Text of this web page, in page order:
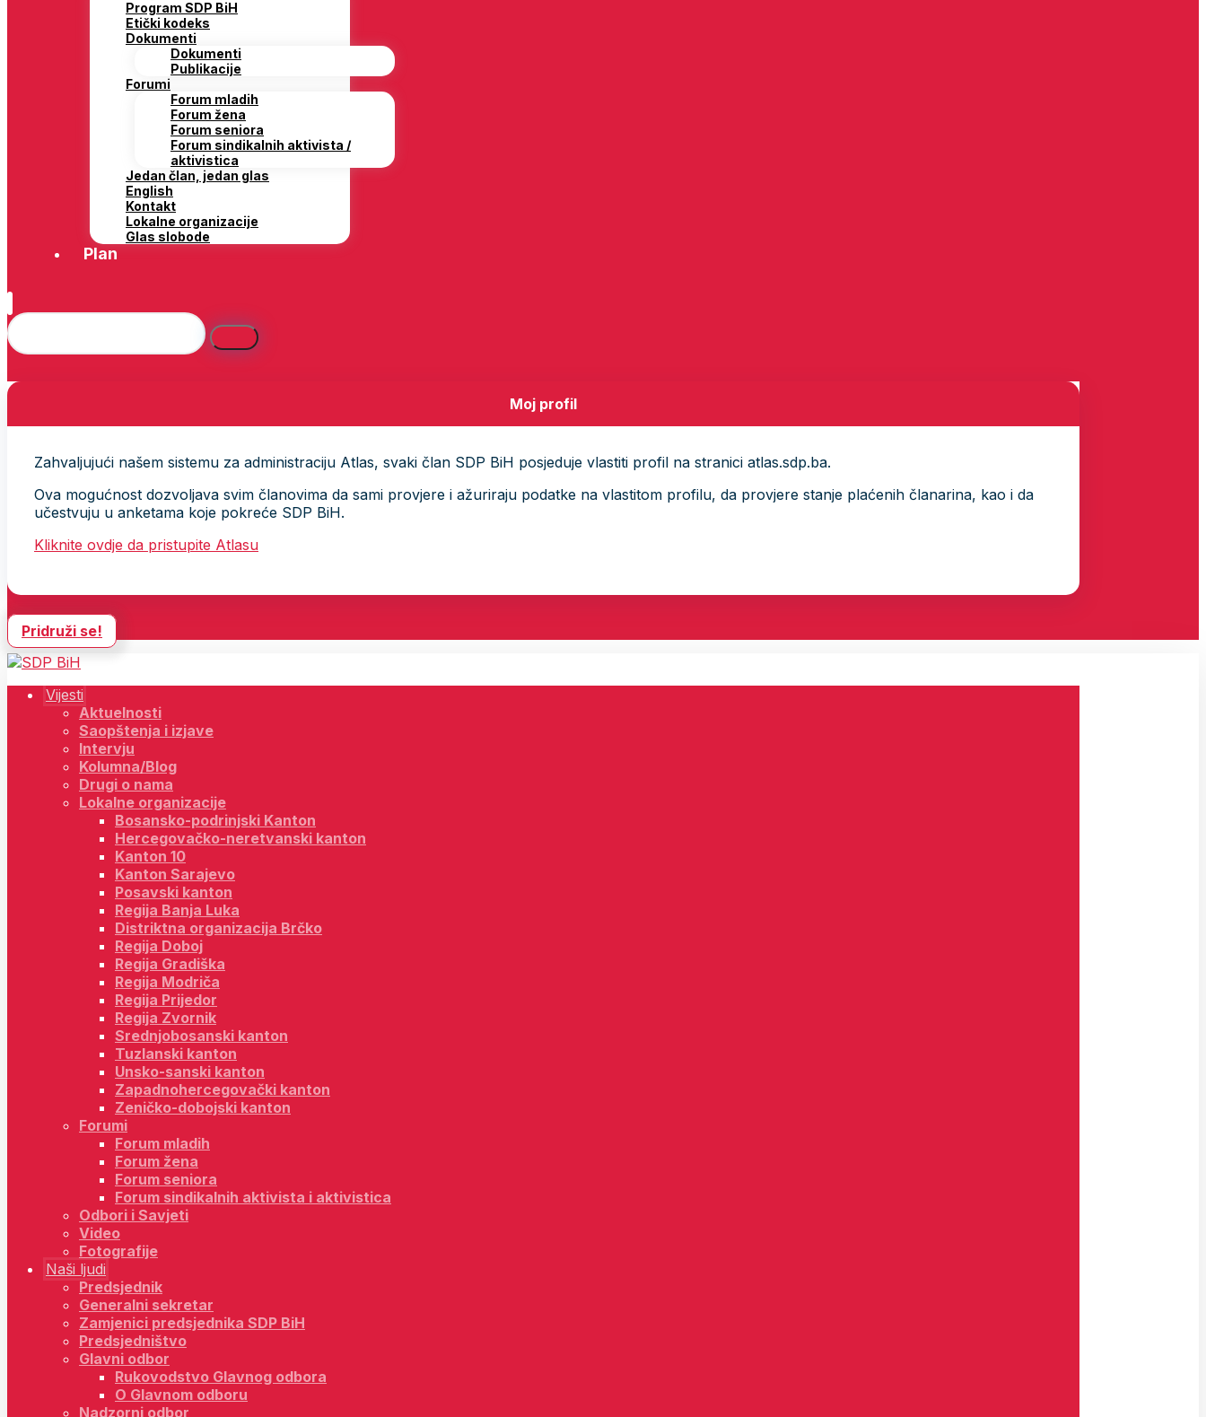
Program SDP BiH
Etički kodeks
Dokumenti
Dokumenti
Publikacije
Forumi
Forum mladih
Forum žena
Forum seniora
Forum sindikalnih aktivista /
aktivistica
Jedan član, jedan glas
English
Kontakt
Lokalne organizacije
Glas slobode
Plan
Moj profil
Zahvaljujući našem sistemu za administraciju Atlas, svaki član SDP BiH posjeduje vlastiti profil na stranici atlas.sdp.ba.
Ova mogućnost dozvoljava svim članovima da sami provjere i ažuriraju podatke na vlastitom profilu, da provjere stanje plaćenih članarina, kao i da
učestvuju u anketama koje pokreće SDP BiH.
Kliknite ovdje da pristupite Atlasu
Pridruži se!
Vijesti
Aktuelnosti
Saopštenja i izjave
Intervju
Kolumna/Blog
Drugi o nama
Lokalne organizacije
Bosansko-podrinjski Kanton
Hercegovačko-neretvanski kanton
Kanton 10
Kanton Sarajevo
Posavski kanton
Regija Banja Luka
Distriktna organizacija Brčko
Regija Doboj
Regija Gradiška
Regija Modriča
Regija Prijedor
Regija Zvornik
Srednjobosanski kanton
Tuzlanski kanton
Unsko-sanski kanton
Zapadnohercegovački kanton
Zeničko-dobojski kanton
Forumi
Forum mladih
Forum žena
Forum seniora
Forum sindikalnih aktivista i aktivistica
Odbori i Savjeti
Video
Fotografije
Naši ljudi
Predsjednik
Generalni sekretar
Zamjenici predsjednika SDP BiH
Predsjedništvo
Glavni odbor
Rukovodstvo Glavnog odbora
O Glavnom odboru
Nadzorni odbor